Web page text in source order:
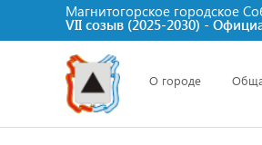
Магнитогорское городское
VII созыв (2025-2030) -
О городе